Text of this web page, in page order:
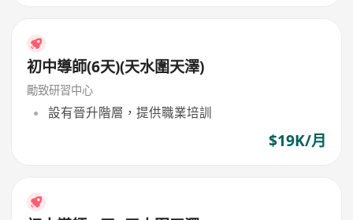
初中導師(6天)(天水圍天澤)
勵致研習中心
設有晉升階層，提供職業培訓
$19K/月